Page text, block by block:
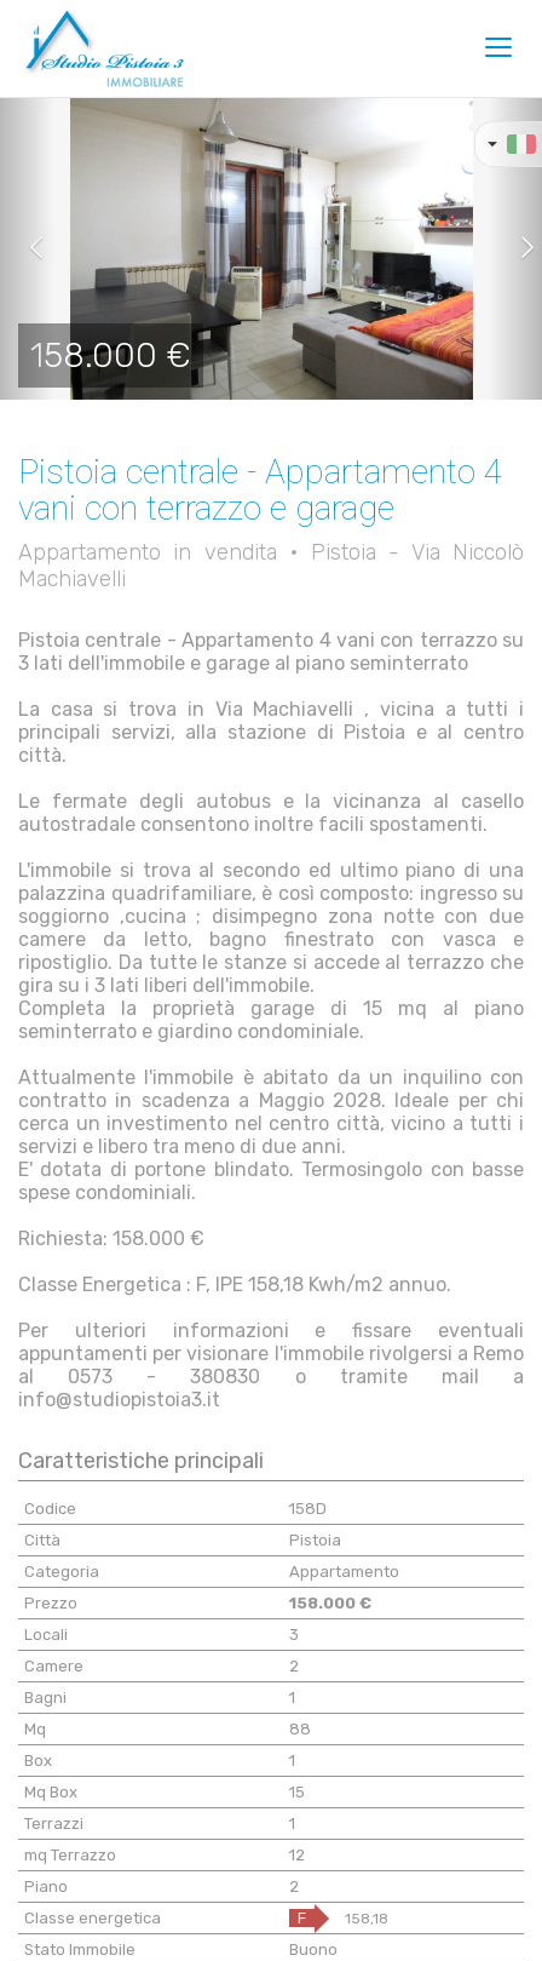
Previous
158.000 €
Pistoia centrale - Appartamento 4
vani con terrazzo e garage
Appartamento in vendita • Pistoia - Via Niccolò
Machiavelli
Pistoia centrale - Appartamento 4 vani con terrazzo su
3 lati dell'immobile e garage al piano seminterrato
La casa si trova in Via Machiavelli , vicina a tutti i
principali servizi, alla stazione di Pistoia e al centro
città.
Le fermate degli autobus e la vicinanza al casello
autostradale consentono inoltre facili spostamenti.
L'immobile si trova al secondo ed ultimo piano di una
palazzina quadrifamiliare, è così composto: ingresso su
soggiorno ,cucina ; disimpegno zona notte con due
camere da letto, bagno finestrato con vasca e
ripostiglio. Da tutte le stanze si accede al terrazzo che
gira su i 3 lati liberi dell'immobile.
Completa la proprietà garage di 15 mq al piano
seminterrato e giardino condominiale.
Attualmente l'immobile è abitato da un inquilino con
contratto in scadenza a Maggio 2028. Ideale per chi
cerca un investimento nel centro città, vicino a tutti i
servizi e libero tra meno di due anni.
E' dotata di portone blindato. Termosingolo con basse
spese condominiali.
Richiesta: 158.000 €
Classe Energetica : F, IPE 158,18 Kwh/m2 annuo.
Per ulteriori informazioni e fissare eventuali
appuntamenti per visionare l'immobile rivolgersi a Remo
al 0573 - 380830 o tramite mail a
info@studiopistoia3.it
Caratteristiche principali
Codice
158D
Città
Pistoia
Categoria
Appartamento
Prezzo
158.000 €
Locali
3
Camere
2
Bagni
1
Mq
88
Box
1
Mq Box
15
Terrazzi
1
mq Terrazzo
12
Piano
2
Classe energetica
F 158,18
Stato Immobile
Buono